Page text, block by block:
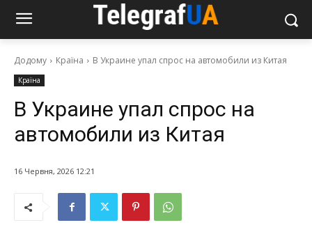
Додому Країна В Украине упал спрос на автомобили из Китая
Країна
В Украине упал спрос на
автомобили из Китая
16 Червня, 2026 12:21